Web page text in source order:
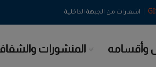
| اشعارات من الجبهة الداخلية
وأقسامه المنشورات